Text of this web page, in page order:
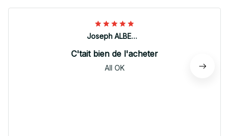
Joseph ALBERTINI
C'tait bien de l'acheter
All OK